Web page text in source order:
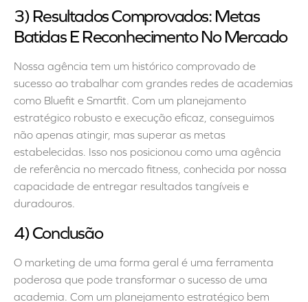
3) Resultados Comprovados: Metas
Batidas E Reconhecimento No Mercado
Nossa agência tem um histórico comprovado de
sucesso ao trabalhar com grandes redes de academias
como Bluefit e Smartfit. Com um planejamento
estratégico robusto e execução eficaz, conseguimos
não apenas atingir, mas superar as metas
estabelecidas. Isso nos posicionou como uma agência
de referência no mercado fitness, conhecida por nossa
capacidade de entregar resultados tangíveis e
duradouros.
4) Conclusão
O marketing de uma forma geral é uma ferramenta
poderosa que pode transformar o sucesso de uma
academia. Com um planejamento estratégico bem